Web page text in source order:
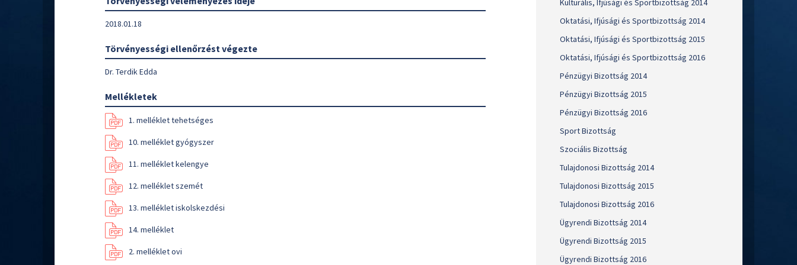
2018.01.18
Törvényességi ellenőrzést végezte
Dr. Terdik Edda
Mellékletek
1. melléklet tehetséges
10. melléklet gyógyszer
11. melléklet kelengye
12. melléklet szemét
13. melléklet iskolskezdési
14. melléklet
2. melléklet ovi
Kulturális, Ifjúsági és Sportbizottság 2014
Oktatási, Ifjúsági és Sportbizottság 2014
Oktatási, Ifjúsági és Sportbizottság 2015
Oktatási, Ifjúsági és Sportbizottság 2016
Pénzügyi Bizottság 2014
Pénzügyi Bizottság 2015
Pénzügyi Bizottság 2016
Sport Bizottság
Szociális Bizottság
Tulajdonosi Bizottság 2014
Tulajdonosi Bizottság 2015
Tulajdonosi Bizottság 2016
Ügyrendi Bizottság 2014
Ügyrendi Bizottság 2015
Ügyrendi Bizottság 2016